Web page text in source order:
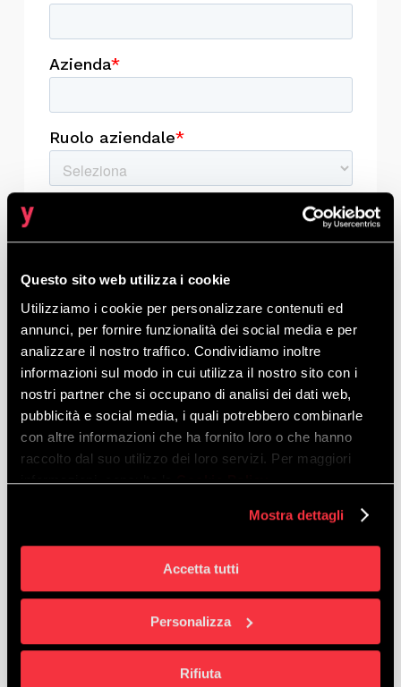
Questo sito web utilizza i cookie
Utilizziamo i cookie per personalizzare contenuti ed
annunci, per fornire funzionalità dei social media e per
analizzare il nostro traffico. Condividiamo inoltre
informazioni sul modo in cui utilizza il nostro sito con i
nostri partner che si occupano di analisi dei dati web,
pubblicità e social media, i quali potrebbero combinarle
con altre informazioni che ha fornito loro o che hanno
raccolto dal suo utilizzo dei loro servizi. Per maggiori
informazioni, consulta laCookie Policy.
Mostra dettagli
Accetta tutti
Personalizza
Rifiuta